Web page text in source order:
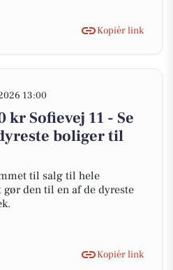
Kopiér link
13:00
kr Sofievej 11 - Se
boliger til
til salg til hele
den til en af de dyreste
Kopiér link